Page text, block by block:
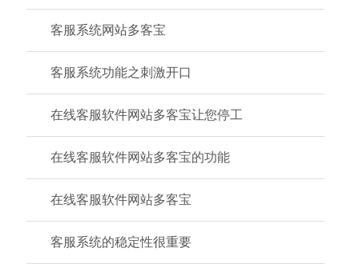
客服系统网站多客宝
客服系统功能之刺激开口
在线客服软件网站多客宝让您停工
在线客服软件网站多客宝的功能
在线客服软件网站多客宝
客服系统的稳定性很重要